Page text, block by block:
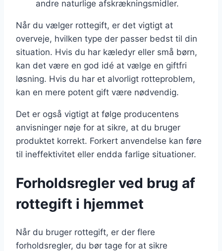
andre naturlige afskrækningsmidler.
Når du vælger rottegift, er det vigtigt at
overveje, hvilken type der passer bedst til din
situation. Hvis du har kæledyr eller små børn,
kan det være en god idé at vælge en giftfri
løsning. Hvis du har et alvorligt rotteproblem,
kan en mere potent gift være nødvendig.
Det er også vigtigt at følge producentens
anvisninger nøje for at sikre, at du bruger
produktet korrekt. Forkert anvendelse kan føre
til ineffektivitet eller endda farlige situationer.
Forholdsregler ved brug af
rottegift i hjemmet
Når du bruger rottegift, er der flere
forholdsregler, du bør tage for at sikre